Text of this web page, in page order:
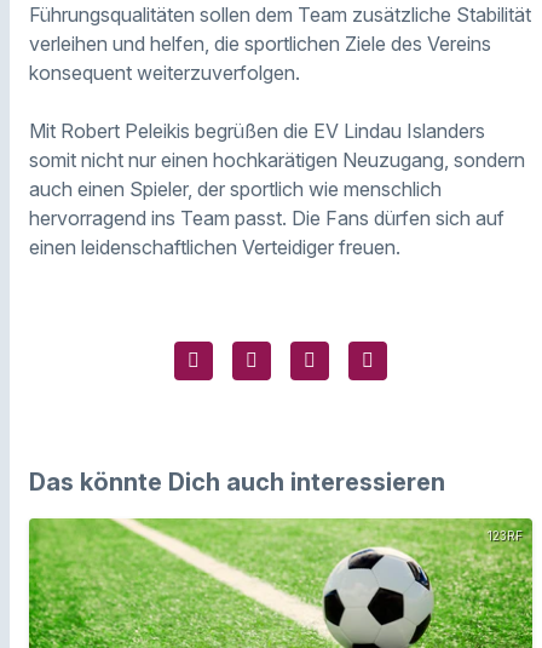
Führungsqualitäten sollen dem Team zusätzliche Stabilität
verleihen und helfen, die sportlichen Ziele des Vereins
konsequent weiterzuverfolgen.
Mit Robert Peleikis begrüßen die EV Lindau Islanders
somit nicht nur einen hochkarätigen Neuzugang, sondern
auch einen Spieler, der sportlich wie menschlich
hervorragend ins Team passt. Die Fans dürfen sich auf
einen leidenschaftlichen Verteidiger freuen.
Das könnte Dich auch interessieren
123RF